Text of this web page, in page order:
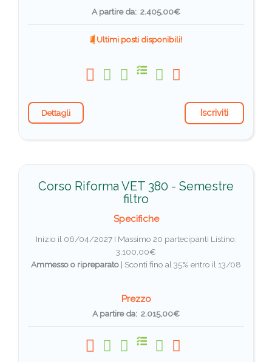
A partire da: 2.405,00€
Ultimi posti disponibili!
Dettagli Iscriviti
Corso Riforma VET 380 - Semestre
filtro
Specifiche
Inizio il 06/04/2027 I Massimo 20 partecipanti Listino:
3.100,00€
Ammesso o ripreparato | Sconti fino al 35% entro il 13/08
Prezzo
A partire da: 2.015,00€